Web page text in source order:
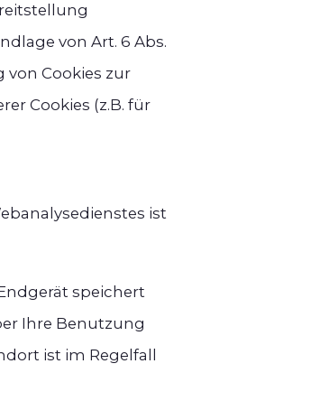
von Art. 6 Abs.
von Cookies zur
Cookies (z.B. für
ist
speichert
Ihre Benutzung
ist im Regelfall